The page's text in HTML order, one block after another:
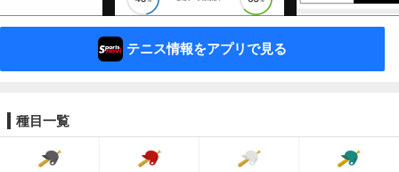
テニス情報をアプリで見る
種目一覧